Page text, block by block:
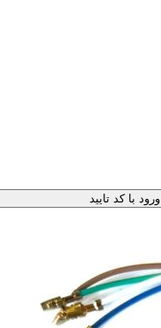
ورود با کد تایید